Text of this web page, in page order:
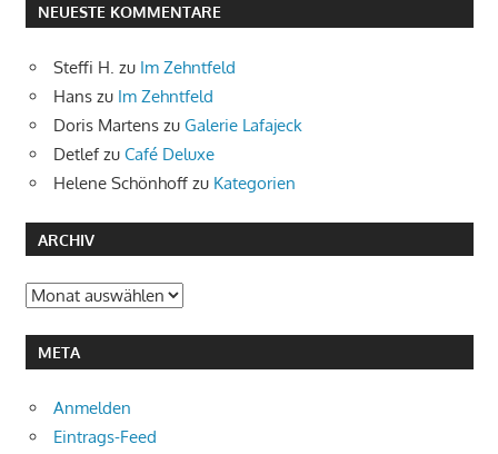
NEUESTE KOMMENTARE
Steffi H. zu Im Zehntfeld
Hans zu Im Zehntfeld
Doris Martens zu Galerie Lafajeck
Detlefzu Café Deluxe
Helene Schönhoff zu Kategorien
ARCHIV
Archiv
META
Anmelden
Eintrags-Feed